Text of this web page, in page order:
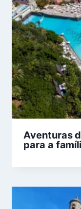
Aventuras
para a